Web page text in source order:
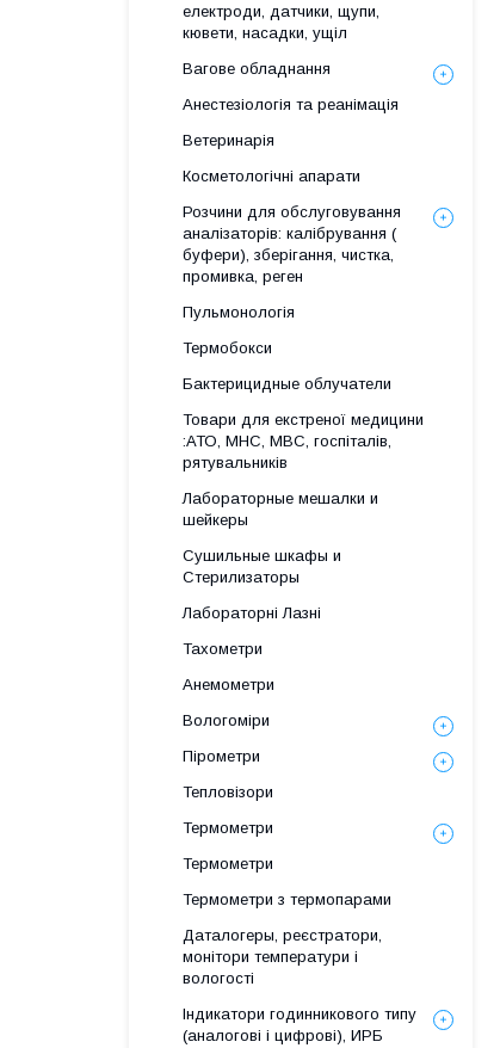
електроди, датчики, щупи,
кювети, насадки, ущіл
Вагове обладнання
Анестезіологія та реанімація
Ветеринарія
Косметологічні апарати
Розчини для обслуговування
аналізаторів: калібрування (
буфери), зберігання, чистка,
промивка, реген
Пульмонологія
Термобокси
Бактерицидные облучатели
Товари для екстреної медицини
:АТО, МНС, МВС, госпіталів,
рятувальників
Лабораторные мешалки и
шейкеры
Сушильные шкафы и
Стерилизаторы
Лабораторні Лазні
Тахометри
Анемометри
Вологоміри
Пірометри
Тепловізори
Термометри
Термометри
Термометри з термопарами
Даталогеры, реєстратори,
монітори температури і
вологості
Індикатори годинникового типу
(аналогові і цифрові), ИРБ